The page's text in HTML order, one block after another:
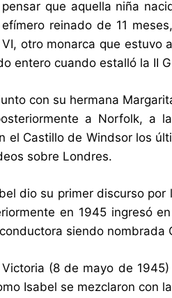
que aquella niña
reinado de 11
otro monarca que estuvo
entero cuando estalló la II
con su hermana
a Norfolk, a
el Castillo de Windsor los
sobre Londres.
dio su primer discurso
en 1945 ingresó
siendo nombrada
(8 de mayo de
Isabel se mezclaron con